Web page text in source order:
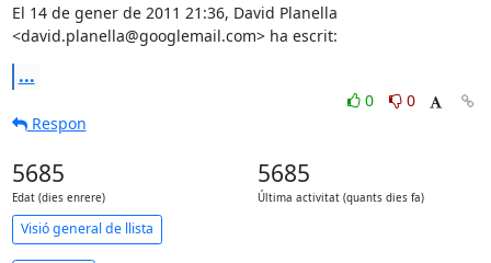
El 14 de gener de 2011 21:36, David Planella
<david.planella@googlemail.com> ha escrit:
...
0
0
Respon
5685
Edat (dies enrere)
5685
Última activitat (quants dies fa)
Visió general de llista